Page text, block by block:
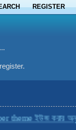
REGISTER
theme ইউজ করার